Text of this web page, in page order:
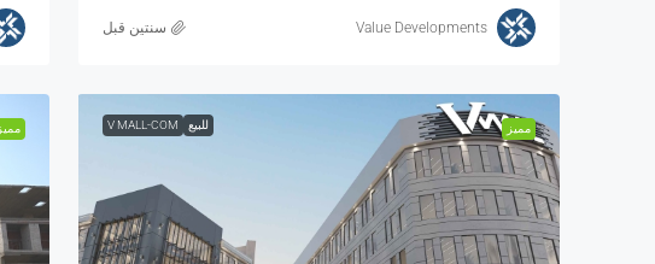
Value Developments ‏سنتين قبل
مميز للبيع V MALL-COM مميز